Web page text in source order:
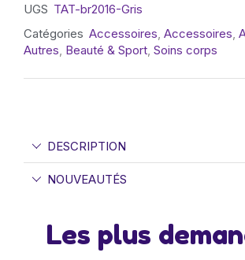
UGS TAT-br2016-Gris
Catégories Accessoires, Accessoires,
Autres, Beauté & Sport, Soins corps
DESCRIPTION
NOUVEAUTÉS
Les plus